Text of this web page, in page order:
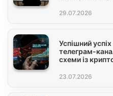
29.07.2026
Успішний
телеграм-
схеми із
23.07.2026